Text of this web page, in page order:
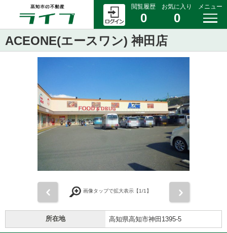
閲覧履歴
0
お気に入り
0
メニュー
ACEONE(エースワン) 神田店
画像タップで拡大表示【1/1】
所在地 高知県高知市神田1395-5